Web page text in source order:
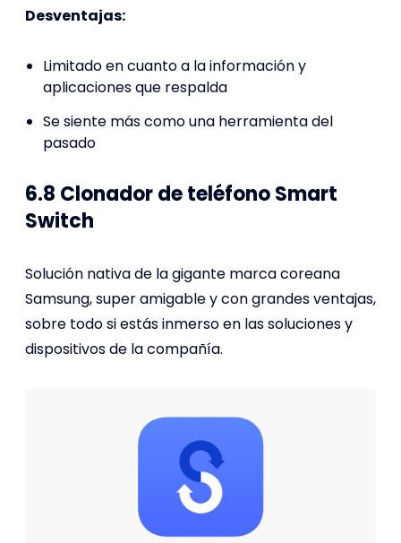
Desventajas:
Limitado en cuanto a la información y
aplicaciones que respalda
Se siente más como una herramienta del
pasado
6.8 Clonador de teléfono Smart
Switch
Solución nativa de la gigante marca coreana
Samsung, super amigable y con grandes ventajas,
sobre todo si estás inmerso en las soluciones y
dispositivos de la compañía.